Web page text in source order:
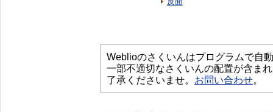
Weblioのさくいんはプログラムで自
一部不適切なさくいんの配置が含ま
了承くださいませ。 お問い合わせ。